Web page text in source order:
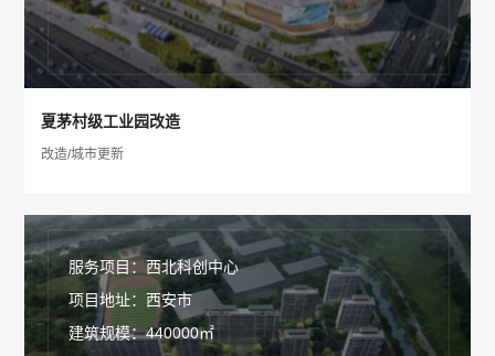
夏茅村级工业园改造
改造/城市更新
服务项目：西北科创中心
项目地址：西安市
建筑规模：440000㎡